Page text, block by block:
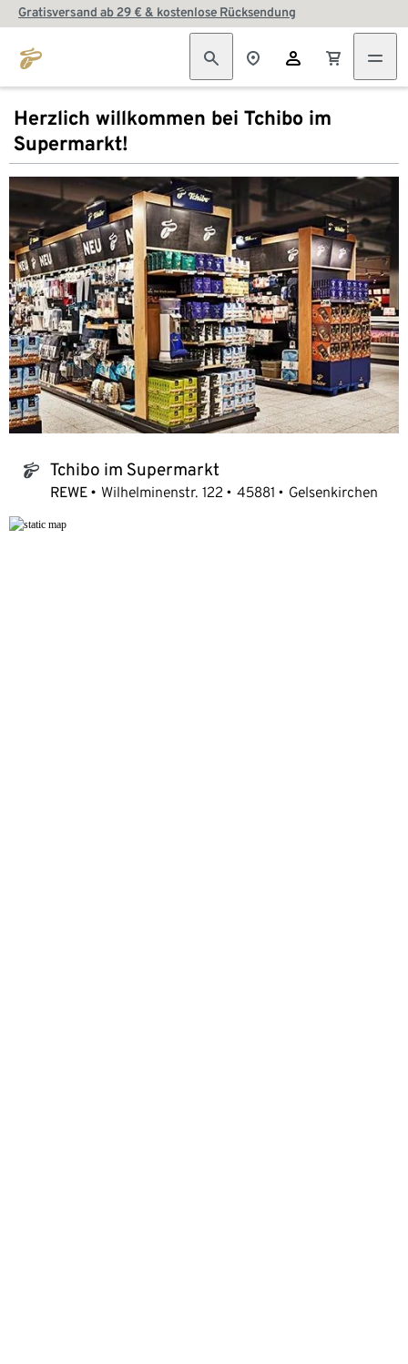
Gratisversand ab 29 € & kostenlose Rücksendung
Herzlich willkommen bei Tchibo im
Supermarkt!
tchibo_logo Tchibo im Supermarkt
REWE Wilhelminenstr. 122 45881 Gelsenkirchen